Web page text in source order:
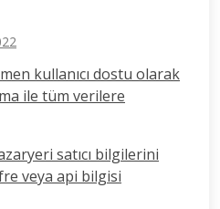
kullanıcı dostu olarak
ile tüm verilere
satıcı bilgilerini
veya api bilgisi